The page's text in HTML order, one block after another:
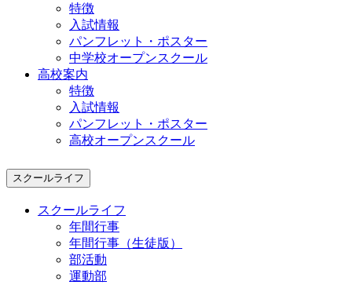
特徴
入試情報
パンフレット・ポスター
中学校オープンスクール
高校案内
特徴
入試情報
パンフレット・ポスター
高校オープンスクール
スクールライフ
スクールライフ
年間行事
年間行事（生徒版）
部活動
運動部